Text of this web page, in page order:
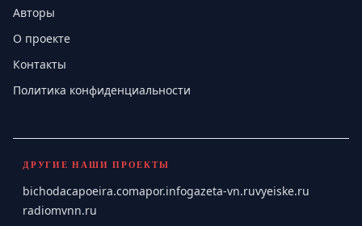
Авторы
О проекте
Контакты
Политика конфиденциальности
ДРУГИЕ НАШИ ПРОЕКТЫ
bichodacapoeira.comapor.infogazeta-vn.ruvyeiske.ru
radiomvnn.ru